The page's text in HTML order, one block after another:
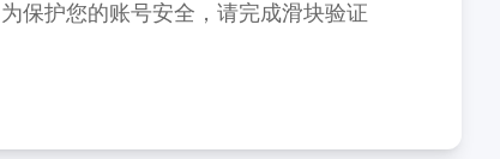
为保护您的账号安全，请完成滑块验证